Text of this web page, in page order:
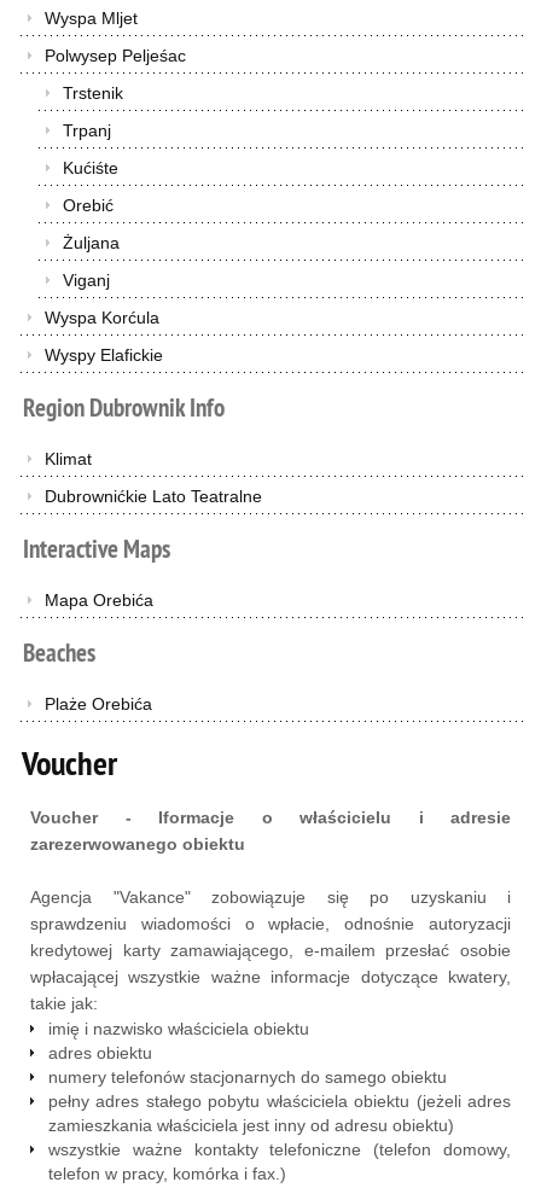
Wyspa Mljet
Polwysep Peljeśac
Trstenik
Trpanj
Kućiśte
Orebić
Żuljana
Viganj
Wyspa Korćula
Wyspy Elafickie
RegionDubrownikInfo
Klimat
Dubrownićkie Lato Teatralne
InteractiveMaps
Mapa Orebića
Beaches
Plaże Orebića
Voucher
Voucher - Iformacje o właścicielu i adresie
zarezerwowanego obiektu
Agencja "Vakance" zobowiązuje się po uzyskaniu i
sprawdzeniu wiadomości o wpłacie, odnośnie autoryzacji
kredytowej karty zamawiającego, e-mailem przesłać osobie
wpłacającej wszystkie ważne informacje dotyczące kwatery,
takie jak:
imię i nazwisko właściciela obiektu
adres obiektu
numery telefonów stacjonarnych do samego obiektu
pełny adres stałego pobytu właściciela obiektu (jeżeli adres
zamieszkania właściciela jest inny od adresu obiektu)
wszystkie ważne kontakty telefoniczne (telefon domowy,
telefon w pracy, komórka i fax.)